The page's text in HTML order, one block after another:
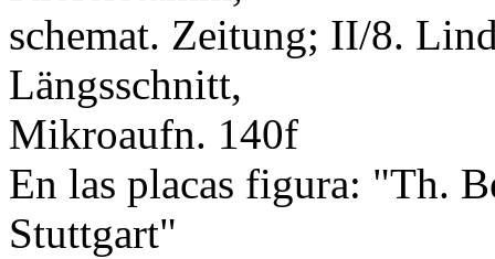
schemat. Zeitung; II/8.
Längsschnitt,
Mikroaufn. 140f
En las placas figura: "Th.
Stuttgart"